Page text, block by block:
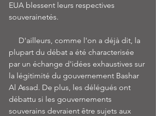
EUA blessent leurs respectives
souverainetés.
D'ailleurs, comme l'on a déjà dit, la
plupart du débat a été characterisée
par un échange d'idées exhaustives sur
la légitimité du gouvernement Bashar
Al Assad. De plus, les délégués ont
débattu si les gouvernements
souverains devraient être sujets aux